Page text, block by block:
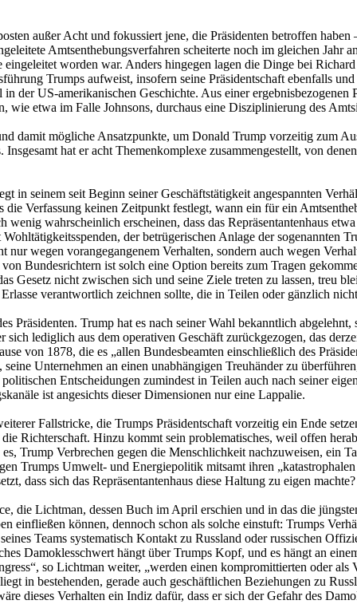
außer Acht und fokussiert jene, die Präsidenten betroffen
Amtsenthebungsverfahren scheiterte noch im gleichen Jahr
worden war. Anders hingegen lagen die Dinge bei
Trumps aufweist, insofern seine Präsidentschaft ebenfalls
der US-amerikanischen Geschichte. Aus einer
wie etwa im Falle Johnsons, durchaus eine Disziplinierung des
damit mögliche Ansatzpunkte, um Donald Trump vorzeitig zum
hat er acht Themenkomplexe zusammengestellt, von
in seinem seit Beginn seiner Geschäftstätigkeit angespannten
Verfassung keinen Zeitpunkt festlegt, wann ein für ein
wahrscheinlich erscheinen, dass das Repräsentantenhaus
der betrügerischen Anlage der
wegen vorangegangenem Verhalten, sondern auch wegen
Bundesrichtern ist solch eine Option bereits zum Tragen
Gesetz nicht zwischen sich und seine Ziele treten zu lassen, treu
verantwortlich zeichnen sollte, die in Teilen oder gänzlich
Präsidenten. Trump hat es nach seiner Wahl bekanntlich
sich lediglich aus dem operativen Geschäft zurückgezogen, das
von 1878, die es „allen Bundesbeamten einschließlich des
Unternehmen an einen unabhängigen Treuhänder zu
Entscheidungen zumindest in Teilen auch nach seiner
ist angesichts dieser Dimensionen nur eine Lappalie.
Fallstricke, die Trumps Präsidentschaft vorzeitig ein Ende
Richterschaft. Hinzu kommt sein problematisches, weil offen
Trump Verbrechen gegen die Menschlichkeit nachzuweisen, ein
Trumps Umwelt- und Energiepolitik mitsamt ihren
dass sich das Repräsentantenhaus diese Haltung zu eigen machte?
die Lichtman, dessen Buch im April erschien und in das die
einfließen können, dennoch schon als solche einstuft: Trumps
Teams systematisch Kontakt zu Russland oder russischen
Damoklesschwert hängt über Trumps Kopf, und es hängt an
so Lichtman weiter, „werden einen kompromittierten oder als
in bestehenden, gerade auch geschäftlichen Beziehungen zu
dieses Verhalten ein Indiz dafür, dass er sich der Gefahr des